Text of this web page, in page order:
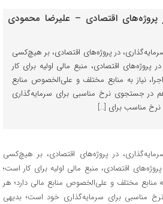
در پروژه‌های اقتصادی، بر هیچ‌کسی
اقتصادی، منبع مالی اولیه برای کار
نیاز به منابع مختلف و علی‌الخصوص منابع
در جستجوی نرخ مناسبی برای سرمایه‌گذاری
مناسب برای […]
در پروژه‌های اقتصادی، بر هیچ‌کسی
اقتصادی، منبع مالی اولیه برای کار است؛
به منابع مختلف و علی‌الخصوص منابع مالی دارد؛ هر
مناسبی برای سرمایه‌گذاری خود است؛ بدیهی